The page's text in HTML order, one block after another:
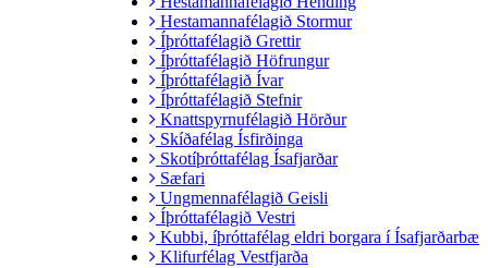
Hestamannafélagið Stormur
Íþróttafélagið Grettir
Íþróttafélagið Höfrungur
Íþróttafélagið Ívar
Íþróttafélagið Stefnir
Knattspyrnufélagið Hörður
Skíðafélag Ísfirðinga
Skotíþróttafélag Ísafjarðar
Sæfari
Ungmennafélagið Geisli
Íþróttafélagið Vestri
Kubbi, íþróttafélag eldri borgara í Ísafjarðarbæ
Klifurfélag Vestfjarða